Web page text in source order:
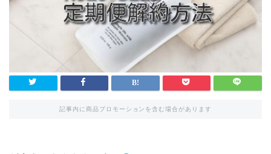
記事内に商品プロモーションを含む場合があります